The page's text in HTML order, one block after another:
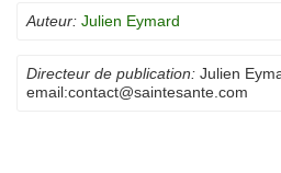
Auteur: Julien Eymard
Directeur de publication: Julien
email:contact@saintesante.com